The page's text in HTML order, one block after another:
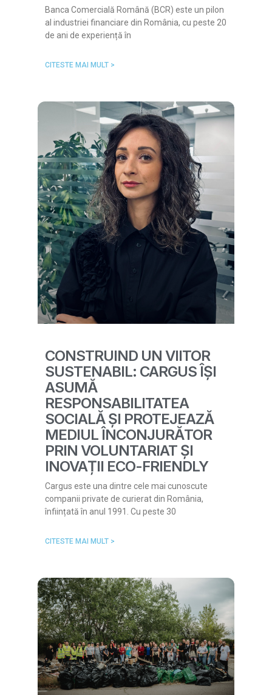
Banca Comercială Română (BCR) este un pilon
al industriei financiare din România, cu peste 20
de ani de experiență în
CITESTE MAI MULT >
CONSTRUIND UN VIITOR
SUSTENABIL: CARGUS ÎȘI
ASUMĂ
RESPONSABILITATEA
SOCIALĂ ȘI PROTEJEAZĂ
MEDIUL ÎNCONJURĂTOR
PRIN VOLUNTARIAT ȘI
INOVAȚII ECO-FRIENDLY
Cargus este una dintre cele mai cunoscute
companii private de curierat din România,
înființată în anul 1991. Cu peste 30
CITESTE MAI MULT >